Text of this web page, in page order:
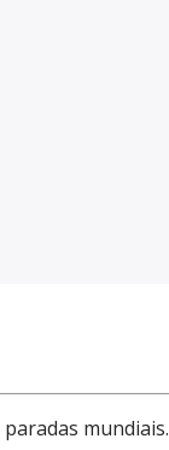
mundiais.